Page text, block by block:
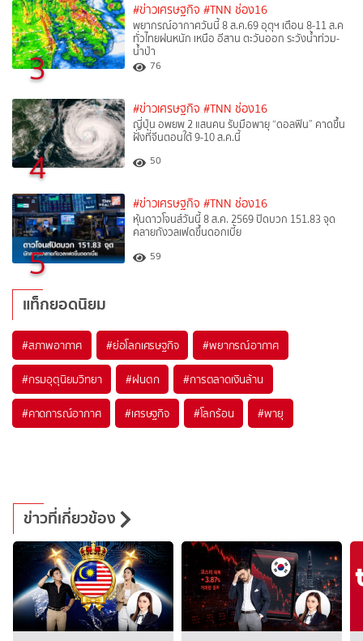
3
#ข่าวเศรษฐกิจ #TNN ช่อง16
พยากรณ์อากาศวันนี้ 8 ส.ค.69 อุตุฯ เตือน 8-11 ส.ค
ทั่วไทยฝนหนัก เหนือ อีสาน ตะวันออก ระวังน้ำท่วม-
น้ำป่า
76
4
#ข่าวเศรษฐกิจ #TNN ช่อง16
ญี่ปุ่น อพยพ 2 แสนคน รับมือพายุ “ดอลฟิน” คาดขึ้น
ฝั่งที่จีนตอนใต้ 9-10 ส.ค.นี้
50
5
#ข่าวเศรษฐกิจ #TNN ช่อง16
หุ้นดาวโจนส์วันนี้ 8 ส.ค. 2569 ปิดบวก 151.83 จุด
คลายกังวลเฟดขึ้นดอกเบี้ย
59
แท็กยอดนิยม
#สภาพอากาศ #ย่อโลกเศรษฐกิจ #พยากรณ์อากาศ
#กรมอุตุนิยมวิทยา #ฝนตก #การตลาดเงินล้าน
#คาดการณ์อากาศ #เศรษฐกิจ #โลกร้อน #พายุ
ข่าวที่เกี่ยวข้อง